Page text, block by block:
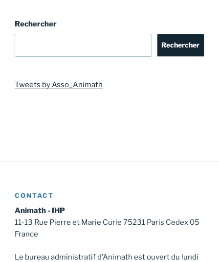
Rechercher
Rechercher
Tweets by Asso_Animath
CONTACT
Animath - IHP
11-13 Rue Pierre et Marie Curie 75231 Paris Cedex 05
France
Le bureau administratif d’Animath est ouvert du lundi